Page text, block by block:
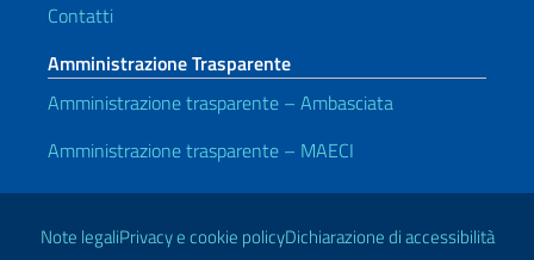
Contatti
Amministrazione Trasparente
Amministrazione trasparente – Ambasciata
Amministrazione trasparente – MAECI
Link Utili
Note legaliPrivacy e cookie policyDichiarazione di accessibilità